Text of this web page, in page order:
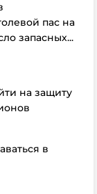
пас на
запасных...
на защиту
в